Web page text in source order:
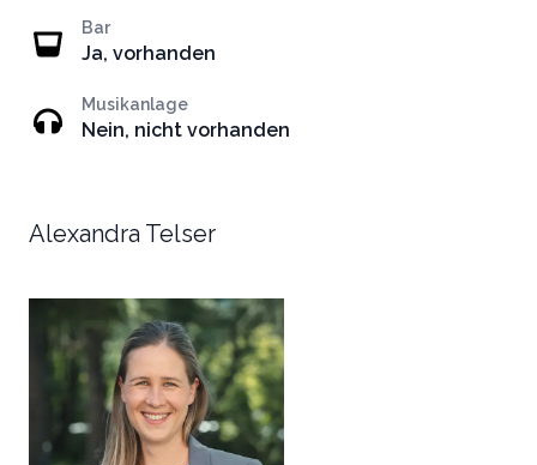
Bar
Ja, vorhanden
Musikanlage
Nein, nicht vorhanden
Alexandra Telser